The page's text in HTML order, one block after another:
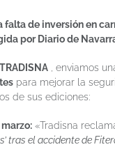
falta de inversión en
por Diario de
TRADISNA , enviamos
para mejorar la
de sus ediciones:
«Tradisna
tras el accidente de